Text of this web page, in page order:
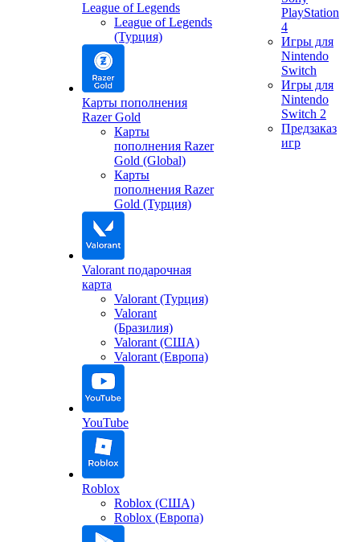
League of Legends
League of Legends
(Турция)
Карты пополнения
Razer Gold
Карты
пополнения Razer
Gold (Global)
Карты
пополнения Razer
Gold (Турция)
Valorant подарочная
карта
Valorant (Турция)
Valorant
(Бразилия)
Valorant (США)
Valorant (Европа)
YouTube
Roblox
Roblox (США)
Roblox (Европа)
PlayStation
4
Игры для
Nintendo
Switch
Игры для
Nintendo
Switch 2
Предзаказ
игр